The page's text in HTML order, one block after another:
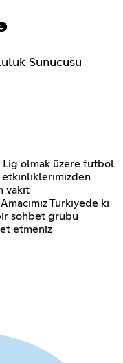
Sunucusu
Lig olmak üzere futbol
etkinliklerimizden
vakit
Türkiyede ki
sohbet grubu
etmeniz